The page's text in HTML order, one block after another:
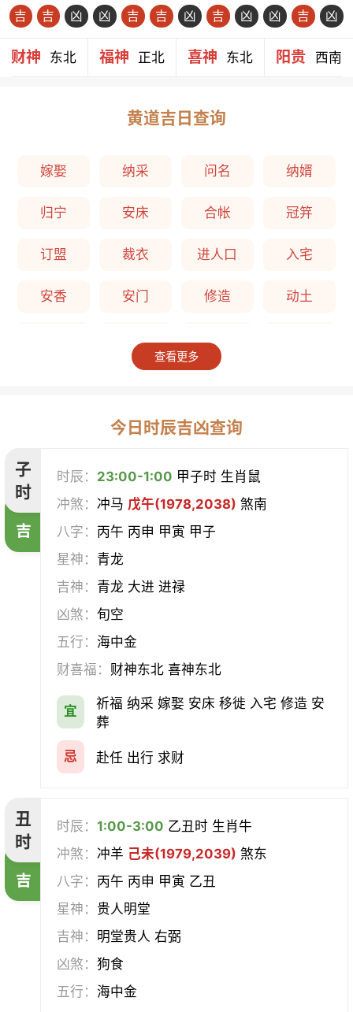
吉 吉 凶 凶 吉 吉 凶 吉 凶 凶 吉 凶
财神 东北 福神 正北 喜神 东北 阳贵 西南
黄道吉日查询
嫁娶 纳采 问名 纳婿
归宁 安床 合帐 冠笄
订盟 裁衣 进人口 入宅
安香 安门 修造 动土
平治道涂 造桥
造仓 修饰垣墙 造船
造畜稠 盖屋
经络 酝酿 造车器
赴任 立券 置产 出货财
祭祀 祈福
移徙 分居 出火
放水 畋猎
查看更多
今日时辰吉凶查询
子
时
吉
时辰： 23:00-1:00 甲子时 生肖鼠
冲煞：冲马 戊午(1978,2038) 煞南
八字： 丙午 丙申 甲寅 甲子
星神： 青龙
吉神： 青龙 大进 进禄
凶煞：旬空
五行：海中金
财喜福： 财神东北 喜神东北
宜
祈福 纳采 嫁娶 安床 移徙 入宅 修造 安
葬
忌 赴任 出行 求财
丑
时
吉
时辰：1:00-3:00 乙丑时 生肖牛
冲煞：冲羊 己未(1979,2039) 煞东
八字： 丙午 丙申 甲寅 乙丑
星神： 贵人明堂
吉神： 明堂贵人 右弼
凶煞：狗食
五行：海中金